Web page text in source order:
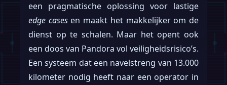
een pragmatische oplossing voor lastige
edge casesen maakt het makkelijker om de
dienst op te schalen. Maar het opent ook
een doos van Pandora vol veiligheidsrisico’s.
Een systeem dat een navelstreng van 13.000
kilometer nodig heeft naar een operator in